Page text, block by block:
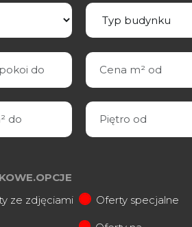
ze zdjęciami
Oferty specjalne